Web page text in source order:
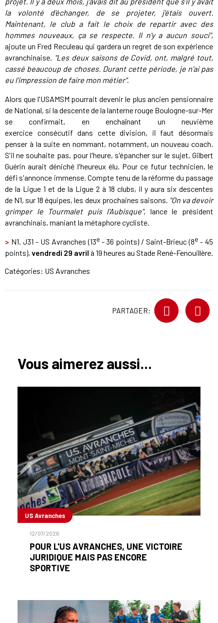
la volonté d'échanger, de se projeter, j'étais ouvert.
Maintenant, le club a fait le choix de repartir avec des
hommes nouveaux, ça se respecte. Il n'y a aucun souci",
ajoute un Fred Reculeau qui gardera un regret de son expérience
avranchinaise. "Les deux saisons de Covid, ont, malgré tout,
cassé beaucoup de choses. Durant cette période, je n'ai pas
eu l'impression de faire mon métier".
Alors que l'USAMSM pourrait devenir le plus ancien pensionnaire
de National, si la descente de la lanterne rouge Boulogne-sur-Mer
se confirmait, en enchaînant un neuvième
exercice consécutif dans cette division, il faut désormais
penser à la suite en nommant, notamment, un nouveau coach.
S'il ne souhaite pas, pour l'heure, s'épancher sur le sujet, Gilbert
Guérin aurait déniché l'heureux élu. Pour ce futur technicien, le
défi s'annonce immense. Compte tenu de la réforme du passage
de la Ligue 1 et de la Ligue 2 à 18 clubs, il y aura six descentes
de N1, sur 18 équipes, les deux prochaines saisons. "On va devoir
grimper le Tourmalet puis l'Aubisque", lance le président
avranchinais, maniant la métaphore cycliste.
> N1. J31 - US Avranches (13e- 36 points) / Saint-Brieuc (8e - 45
points), vendredi 29 avril à 19 heures au Stade René-Fenouillère.
Catégories: US Avranches
PARTAGER:
Vous aimerez aussi...
US Avranches
12/07/2026
POUR L'US AVRANCHES, UNE VICTOIRE
JURIDIQUE MAIS PAS ENCORE
SPORTIVE